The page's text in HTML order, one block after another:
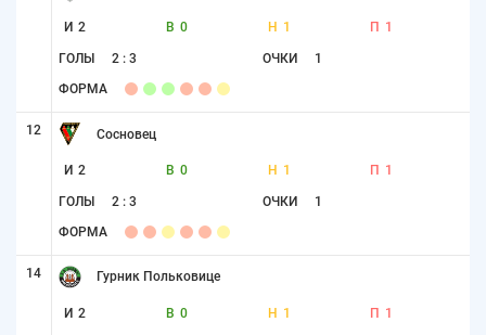
И 2 В 0 Н 1 П 1
ГОЛЫ 2 : 3 ОЧКИ 1
ФОРМА
12 Сосновец
И 2 В 0 Н 1 П 1
ГОЛЫ 2 : 3 ОЧКИ 1
ФОРМА
14 Гурник Польковице
И 2 В 0 Н 1 П 1